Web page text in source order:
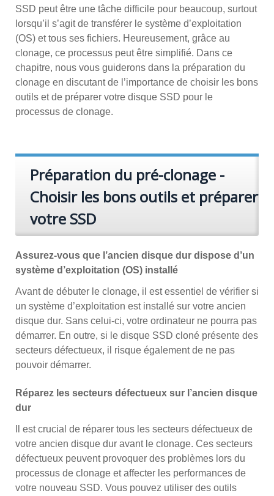
SSD peut être une tâche difficile pour beaucoup, surtout
lorsqu’il s’agit de transférer le système d’exploitation
(OS) et tous ses fichiers. Heureusement, grâce au
clonage, ce processus peut être simplifié. Dans ce
chapitre, nous vous guiderons dans la préparation du
clonage en discutant de l’importance de choisir les bons
outils et de préparer votre disque SSD pour le
processus de clonage.
Préparation du pré-clonage -
Choisir les bons outils et préparer
votre SSD
Assurez-vous que l’ancien disque dur dispose d’un
système d’exploitation (OS) installé
Avant de débuter le clonage, il est essentiel de vérifier si
un système d’exploitation est installé sur votre ancien
disque dur. Sans celui-ci, votre ordinateur ne pourra pas
démarrer. En outre, si le disque SSD cloné présente des
secteurs défectueux, il risque également de ne pas
pouvoir démarrer.
Réparez les secteurs défectueux sur l’ancien disque
dur
Il est crucial de réparer tous les secteurs défectueux de
votre ancien disque dur avant le clonage. Ces secteurs
défectueux peuvent provoquer des problèmes lors du
processus de clonage et affecter les performances de
votre nouveau SSD. Vous pouvez utiliser des outils